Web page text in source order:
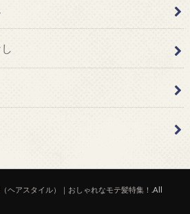
（ヘアスタイル）｜おしゃれなモテ髪特集！ .All